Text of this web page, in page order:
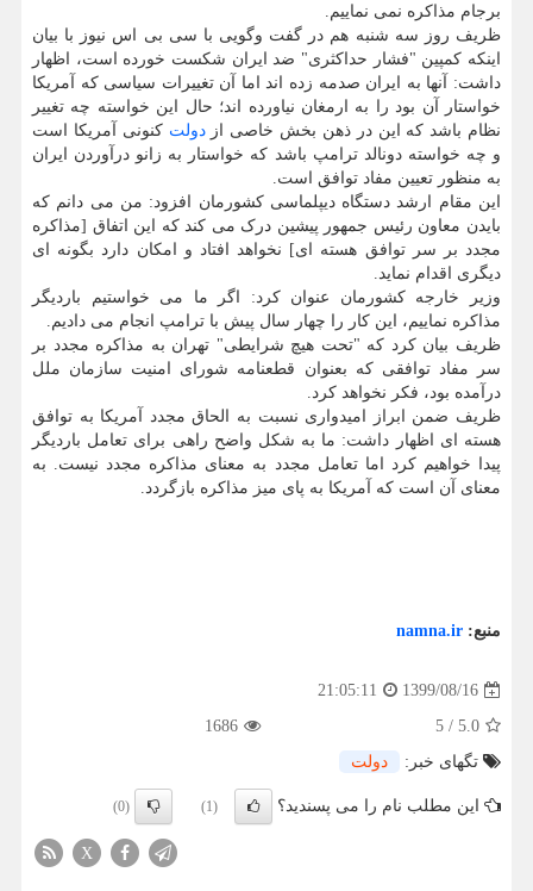
برجام مذاکره نمی نماییم.
ظریف روز سه شنبه هم در گفت وگویی با سی بی اس نیوز با بیان
اینکه کمپین "فشار حداکثری" ضد ایران شکست خورده است، اظهار
داشت: آنها به ایران صدمه زده اند اما آن تغییرات سیاسی که آمریکا
خواستار آن بود را به ارمغان نیاورده اند؛ حال این خواسته چه تغییر
نظام باشد که این در ذهن بخش خاصی ازدولت کنونی آمریکا است
و چه خواسته دونالد ترامپ باشد که خواستار به زانو درآوردن ایران
به منظور تعیین مفاد توافق است.
این مقام ارشد دستگاه دیپلماسی کشورمان افزود: من می دانم که
بایدن معاون رئیس جمهور پیشین درک می کند که این اتفاق [مذاکره
مجدد بر سر توافق هسته ای] نخواهد افتاد و امکان دارد بگونه ای
دیگری اقدام نماید.
وزیر خارجه کشورمان عنوان کرد: اگر ما می خواستیم باردیگر
مذاکره نماییم، این کار را چهار سال پیش با ترامپ انجام می دادیم.
ظریف بیان کرد که "تحت هیچ شرایطی" تهران به مذاکره مجدد بر
سر مفاد توافقی که بعنوان قطعنامه شورای امنیت سازمان ملل
درآمده بود، فکر نخواهد کرد.
ظریف ضمن ابراز امیدواری نسبت به الحاق مجدد آمریکا به توافق
هسته ای اظهار داشت: ما به شکل واضح راهی برای تعامل باردیگر
پیدا خواهیم کرد اما تعامل مجدد به معنای مذاکره مجدد نیست. به
معنای آن است که آمریکا به پای میز مذاکره بازگردد.
منبع: namna.ir
1399/08/16
21:05:11
5.0
/
5
1686
تگهای خبر:
دولت
این مطلب نام را می پسندید؟ (1)
(0)
X